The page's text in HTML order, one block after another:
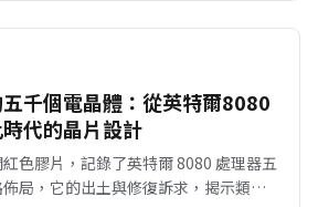
千個電晶體：從英特爾8080
代的晶片設計
色膠片，記錄了英特爾 8080 處理器五
局，它的出土與修復訴求，揭示類比